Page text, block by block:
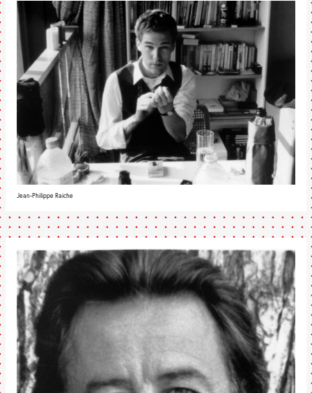
Jean-Philippe Raiche